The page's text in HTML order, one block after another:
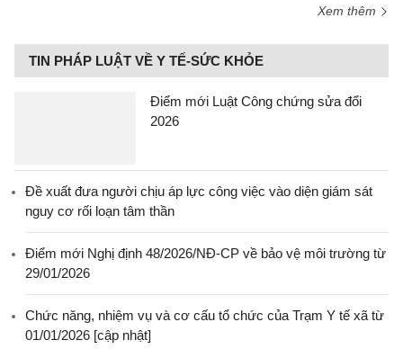
Xem thêm
TIN PHÁP LUẬT VỀ Y TẾ-SỨC KHỎE
Điểm mới Luật Công chứng sửa đổi
2026
Đề xuất đưa người chịu áp lực công việc vào diện giám sát
nguy cơ rối loạn tâm thần
Điểm mới Nghị định 48/2026/NĐ-CP về bảo vệ môi trường từ
29/01/2026
Chức năng, nhiệm vụ và cơ cấu tổ chức của Trạm Y tế xã từ
01/01/2026 [cập nhật]